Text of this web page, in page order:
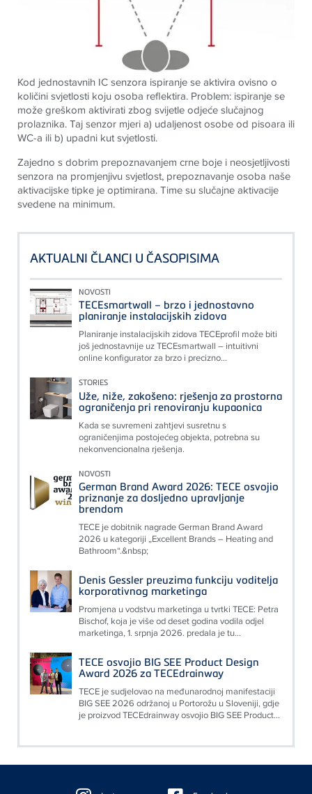
Kod jednostavnih IC senzora ispiranje se aktivira ovisno o
količini svjetlosti koju osoba reflektira. Problem: ispiranje se
može greškom aktivirati zbog svijetle odjeće slučajnog
prolaznika. Taj senzor mjeri a) udaljenost osobe od pisoara ili
WC-a ili b) upadni kut svjetlosti.
Zajedno s dobrim prepoznavanjem crne boje i neosjetljivosti
senzora na promjenjivu svjetlost, prepoznavanje osoba naše
aktivacijske tipke je optimirana. Time su slučajne aktivacije
svedene na minimum.
AKTUALNI ČLANCI U ČASOPISIMA
NOVOSTI
TECEsmartwall – brzo i jednostavno
planiranje instalacijskih zidova
Planiranje instalacijskih zidova TECEprofil može biti
još jednostavnije uz TECEsmartwall – intuitivni
online konfigurator za brzo i precizno...
STORIES
Uže, niže, zakošeno: rješenja za prostorna
ograničenja pri renoviranju kupaonica
Kada se suvremeni zahtjevi susretnu s
ograničenjima postojećeg objekta, potrebna su
nekonvencionalna rješenja.
NOVOSTI
German Brand Award 2026: TECE osvojio
priznanje za dosljedno upravljanje
brendom
TECE je dobitnik nagrade German Brand Award
2026 u kategoriji „Excellent Brands – Heating and
Bathroom“.&nbsp;
Denis Gessler preuzima funkciju voditelja
korporativnog marketinga
Promjena u vodstvu marketinga u tvrtki TECE: Petra
Bischof, koja je više od deset godina vodila odjel
marketinga, 1. srpnja 2026. predala je tu...
TECE osvojio BIG SEE Product Design
Award 2026 za TECEdrainway
TECE je sudjelovao na međunarodnoj manifestaciji
BIG SEE 2026 održanoj u Portorožu u Sloveniji, gdje
je proizvod TECEdrainway osvojio BIG SEE Product...